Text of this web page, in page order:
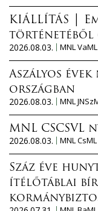
KIÁLLÍTÁS │
történetéből
2026.08.03.
MNL VaML
Aszályos
országban
2026.08.03.
MNL
MNL CSCSVL
2026.08.03.
MNL CsML
Száz éve
ítélőtáblai